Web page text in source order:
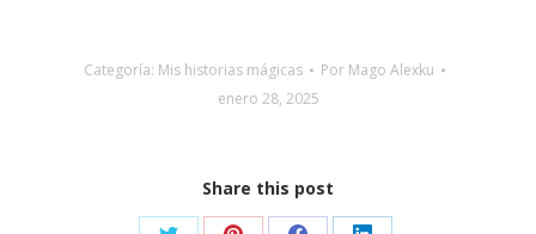
Categoría: Mis historias mágicas Por Mago Alexku
enero 28, 2025
Share this post